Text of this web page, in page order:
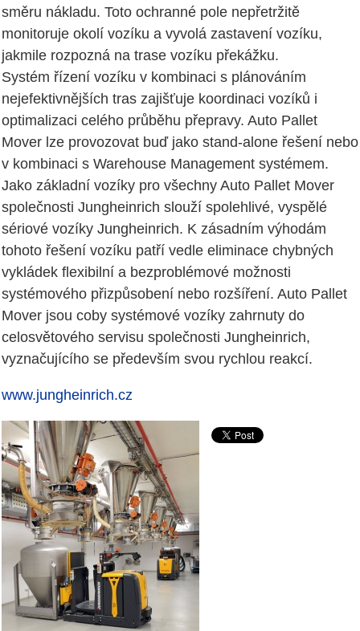
směru nákladu. Toto ochranné pole nepřetržitě
monitoruje okolí vozíku a vyvolá zastavení vozíku,
jakmile rozpozná na trase vozíku překážku.
Systém řízení vozíku v kombinaci s plánováním
nejefektivnějších tras zajišťuje koordinaci vozíků i
optimalizaci celého průběhu přepravy. Auto Pallet
Mover lze provozovat buď jako stand-alone řešení nebo
v kombinaci s Warehouse Management systémem.
Jako základní vozíky pro všechny Auto Pallet Mover
společnosti Jungheinrich slouží spolehlivé, vyspělé
sériové vozíky Jungheinrich. K zásadním výhodám
tohoto řešení vozíku patří vedle eliminace chybných
vykládek flexibilní a bezproblémové možnosti
systémového přizpůsobení nebo rozšíření. Auto Pallet
Mover jsou coby systémové vozíky zahrnuty do
celosvětového servisu společnosti Jungheinrich,
vyznačujícího se především svou rychlou reakcí.
www.jungheinrich.cz